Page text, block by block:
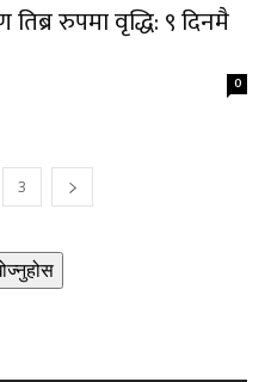
रुपमा वृद्धि: ९ दिनमै
0
3